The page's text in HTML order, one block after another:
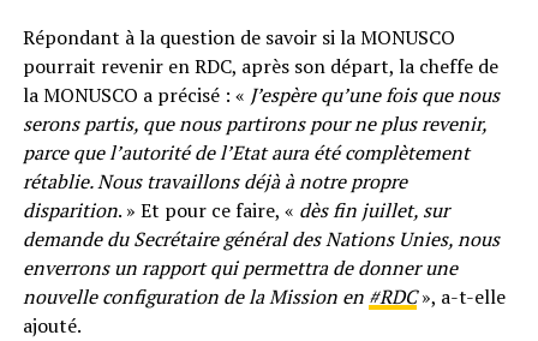
Répondant à la question de savoir si la MONUSCO
pourrait revenir en RDC, après son départ, la cheffe de
la MONUSCO a précisé : « J’espère qu’une fois que nous
serons partis, que nous partirons pour ne plus revenir,
parce que l’autorité de l’Etat aura été complètement
rétablie. Nous travaillons déjà à notre propre
disparition. » Et pour ce faire, « dès fin juillet, sur
demande du Secrétaire général des Nations Unies, nous
enverrons un rapport qui permettra de donner une
nouvelle configuration de la Mission en #RDC», a-t-elle
ajouté.